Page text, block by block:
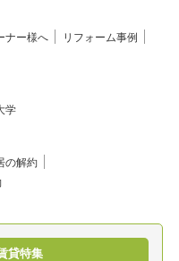
ナー様へ
リフォーム事例
学
の解約
貸特集